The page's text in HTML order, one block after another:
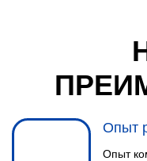
Опыт
Опыт